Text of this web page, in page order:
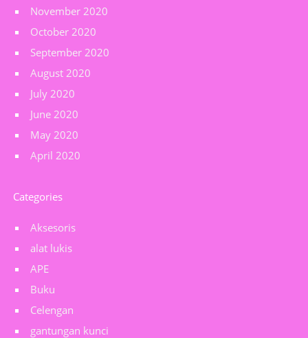
November 2020
October 2020
September 2020
August 2020
July 2020
June 2020
May 2020
April 2020
Categories
Aksesoris
alat lukis
APE
Buku
Celengan
gantungan kunci